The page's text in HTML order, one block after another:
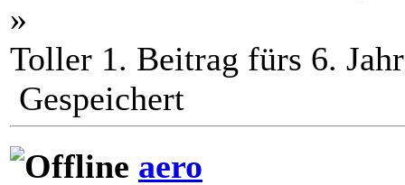
»
Toller 1. Beitrag fürs 6.
Gespeichert
aero